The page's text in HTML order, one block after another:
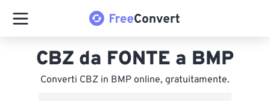
CBZ da FONTE a BMP
Converti CBZ in BMP online, gratuitamente.